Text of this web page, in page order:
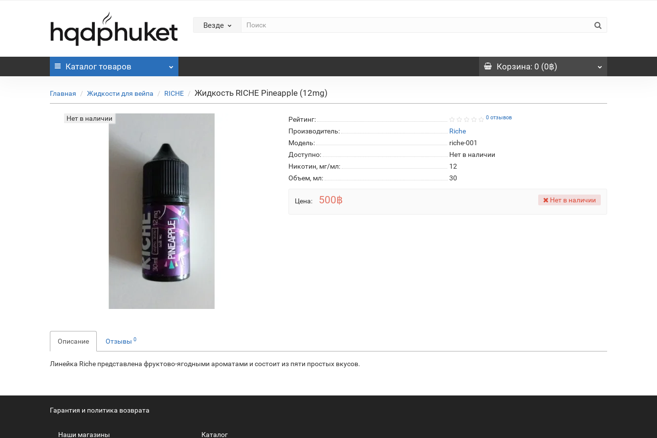
Везде
Каталог товаров Корзина: 0 (0฿)
Главная Жидкости для вейпа RICHE Жидкость RICHE Pineapple (12mg)
Нет в наличии Рейтинг: 0 отзывов
Производитель:
Riche
Модель:
riche-001
Доступно:
Нет в наличии
Никотин, мг/мл:
12
Объем, мл:
30
Цена: 500฿ Нет в наличии
Описание Отзывы 0
Линейка Riche представлена фруктово-ягодными ароматами и состоит из пяти простых вкусов.
Гарантия и политика возврата
Наши магазины Каталог